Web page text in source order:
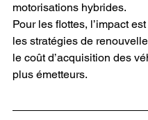
motorisations hybrides.
Pour les flottes, l’impact
les stratégies de
le coût d’acquisition des
plus émetteurs.